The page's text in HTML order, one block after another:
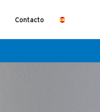
Contacto